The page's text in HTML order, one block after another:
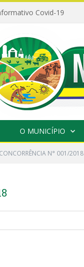
Covid-19
O MUNICÍPIO
CONCORRÊNCIA N° 001/2018